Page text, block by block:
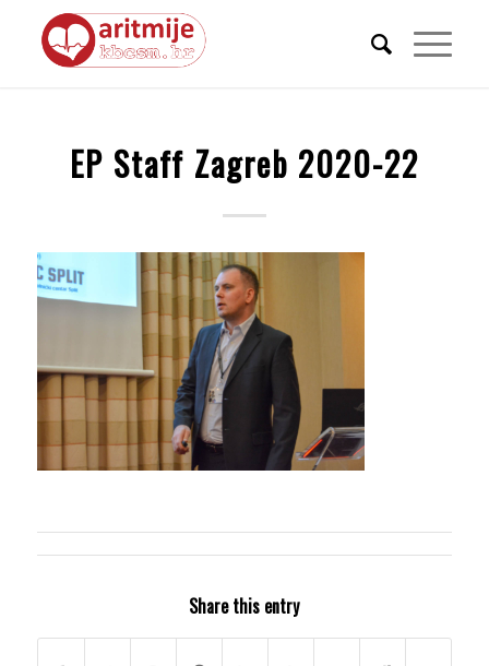
EP Staff Zagreb 2020-22
Share this entry